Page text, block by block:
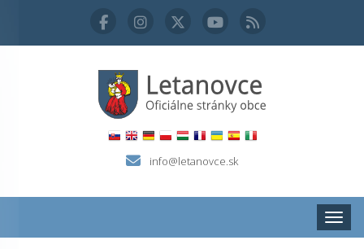
info@letanovce.sk